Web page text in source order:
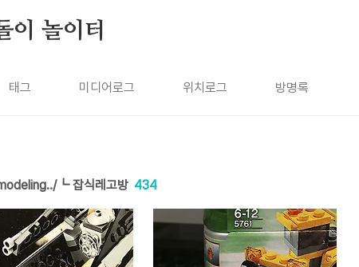
이 놀이터
태그 미디어로그 위치로그 방명록
┗ 잡식레고방 434